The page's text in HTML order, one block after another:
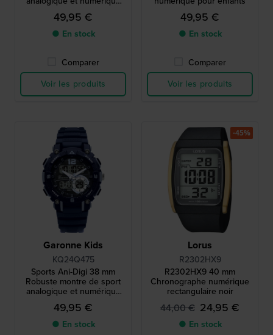
pour garçons
49,95 €
● En stock
Comparer
Voir les produits
49,95 €
● En stock
Comparer
Voir les produits
Garonne Kids
KQ24Q475
Sports Ani-Digi 38 mm
Robuste montre de sport
analogique et numérique
pour garçons
49,95 €
● En stock
Lorus
R2302HX9
R2302HX9 40 mm
Chronographe numérique
rectangulaire noir
44,00 € 24,95 €
● En stock
-45%